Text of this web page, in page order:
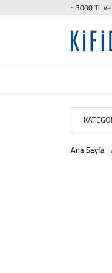
3000 TL
Ana Sayfa